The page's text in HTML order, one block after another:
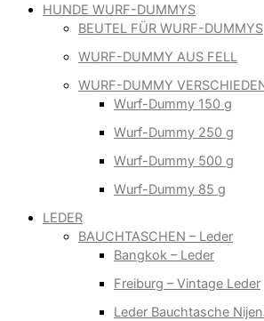
HUNDE WURF-DUMMYS
BEUTEL FÜR WURF-DUMMYS
WURF-DUMMY AUS FELL
WURF-DUMMY
Wurf-Dummy 150 g
Wurf-Dummy 250 g
Wurf-Dummy 500 g
Wurf-Dummy 85 g
LEDER
BAUCHTASCHEN – Leder
Bangkok – Leder
Freiburg – Vintage Leder
Leder Bauchtasche